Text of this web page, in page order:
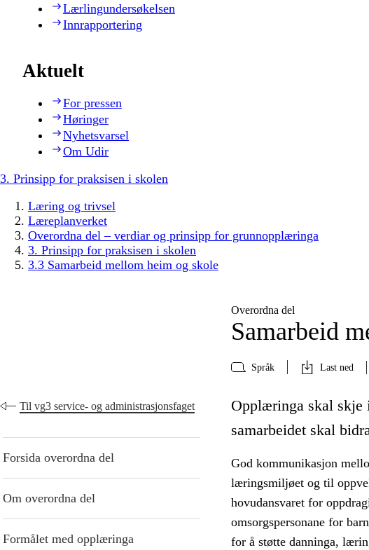
Lærlingundersøkelsen
Innrapportering
Aktuelt
For pressen
Høringer
Nyhetsvarsel
Om Udir
3. Prinsipp for praksisen i skolen
Læring og trivsel
Læreplanverket
Overordna del – verdiar og prinsipp for grunnopplæringa
3. Prinsipp for praksisen i skolen
3.3 Samarbeid mellom heim og skole
Overordna del
Samarbeid
Språk Last ned
Til vg3 service- og administrasjonsfaget
Forsida overordna del
Om overordna del
Formålet med opplæringa
Opplæringa skal skje
samarbeidet skal
God kommunikasjon
læringsmiljøet og til
hovudansvaret for
omsorgspersonane for
for å støtte danninga,